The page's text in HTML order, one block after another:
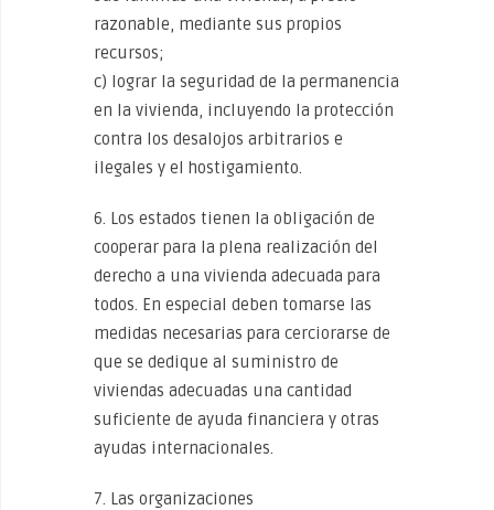
razonable, mediante sus propios
recursos;
c) lograr la seguridad de la permanencia
en la vivienda, incluyendo la protección
contra los desalojos arbitrarios e
ilegales y el hostigamiento.
6. Los estados tienen la obligación de
cooperar para la plena realización del
derecho a una vivienda adecuada para
todos. En especial deben tomarse las
medidas necesarias para cerciorarse de
que se dedique al suministro de
viviendas adecuadas una cantidad
suficiente de ayuda financiera y otras
ayudas internacionales.
7. Las organizaciones